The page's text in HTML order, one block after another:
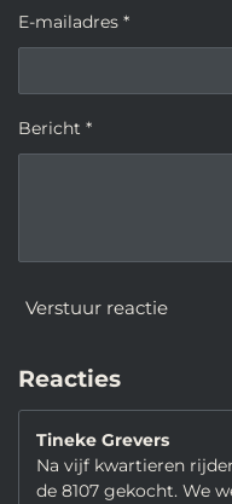
E-mailadres *
Bericht *
Verstuur reactie
Reacties
Tineke Grevers
Na vijf kwartieren
de 8107 gekocht. We